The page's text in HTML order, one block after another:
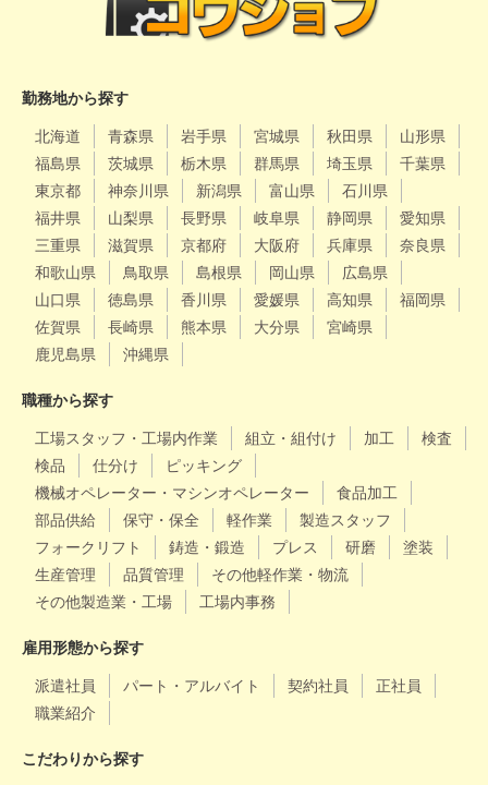
勤務地から探す
北海道 青森県 岩手県 宮城県 秋田県
山形県
福島県
茨城県 栃木県 群馬県 埼玉県
千葉県
東京都
神奈川県 新潟県 富山県
石川県
福井県
山梨県 長野県 岐阜県 静岡県
愛知県
三重県
滋賀県 京都府 大阪府 兵庫県
奈良県
和歌山県
鳥取県 島根県 岡山県
広島県
山口県
徳島県 香川県 愛媛県 高知県
福岡県
佐賀県
長崎県 熊本県 大分県
宮崎県
鹿児島県
沖縄県
職種から探す
工場スタッフ・工場内作業 組立・組付け 加工
検査
検品
仕分け
ピッキング
機械オペレーター・マシンオペレーター
食品加工
部品供給
保守・保全 軽作業
製造スタッフ
フォークリフト
鋳造・鍛造 プレス 研磨
塗装
生産管理
品質管理
その他軽作業・物流
その他製造業・工場
工場内事務
雇用形態から探す
派遣社員 パート・アルバイト 契約社員
正社員
職業紹介
こだわりから探す